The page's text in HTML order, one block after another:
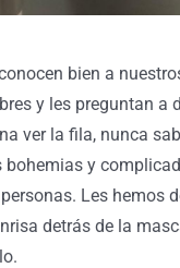
bien a
y les preguntan a
ver la fila, nunca
bohemias y
Les hemos
detrás de la